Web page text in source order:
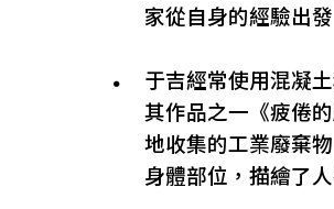
家從自身的經驗出
于吉經常使用混凝
其作品之一《疲倦
地收集的工業廢棄
身體部位，描繪了